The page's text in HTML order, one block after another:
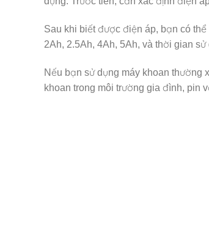
Sau khi biết được điện áp, bạn có
2Ah, 2.5Ah, 4Ah, 5Ah, và thời gian
Nếu bạn sử dụng máy khoan
khoan trong môi trường gia đình, pin